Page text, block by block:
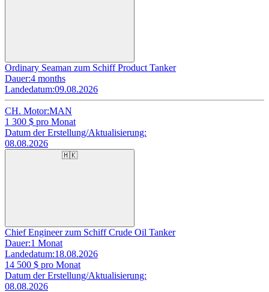
Ordinary Seaman zum Schiff Product Tanker
Dauer:4 months
Landedatum:09.08.2026
CH. Motor:MAN
1 300 $ pro Monat
Datum der Erstellung/Aktualisierung:
08.08.2026
🇭🇰
Chief Engineer zum Schiff Crude Oil Tanker
Dauer:1 Monat
Landedatum:18.08.2026
14 500 $ pro Monat
Datum der Erstellung/Aktualisierung:
08.08.2026